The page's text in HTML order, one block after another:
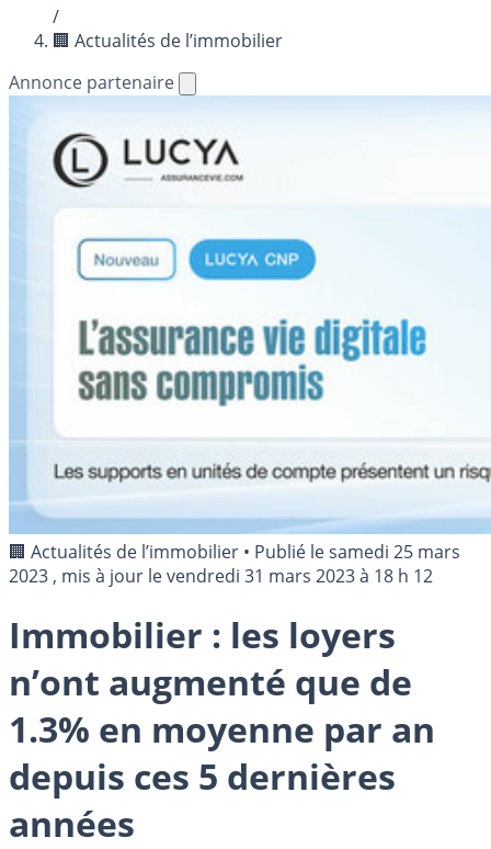
/
🏢 Actualités de l’immobilier
Annonce partenaire
🏢 Actualités de l’immobilier • Publié lesamedi 25 mars
2023 , mis à jour levendredi 31 mars 2023 à 18 h 12
Immobilier : les loyers
n’ont augmenté que de
1.3% en moyenne par an
depuis ces 5 dernières
années